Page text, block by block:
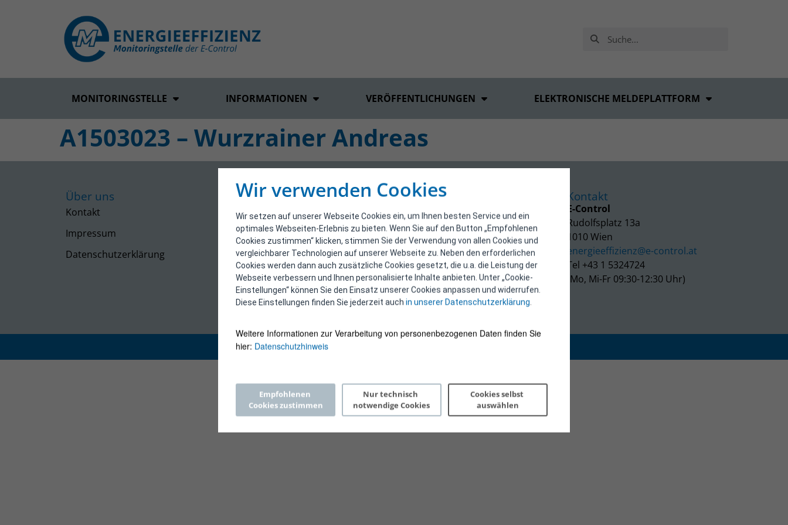
Wir verwenden Cookies
Wir setzen auf unserer Webseite Cookies ein, um Ihnen besten Service und ein
optimales Webseiten-Erlebnis zu bieten. Wenn Sie auf den Button „Empfohlenen
Cookies zustimmen“ klicken, stimmen Sie der Verwendung von allen Cookies und
vergleichbarer Technologien auf unserer Webseite zu. Neben den erforderlichen
Cookies werden dann auch zusätzliche Cookies gesetzt, die u.a. die Leistung der
Webseite verbessern und Ihnen personalisierte Inhalte anbieten. Unter „Cookie-
Einstellungen“ können Sie den Einsatz unserer Cookies anpassen und widerrufen.
Diese Einstellungen finden Sie jederzeit auch in unserer Datenschutzerklärung.
Weitere Informationen zur Verarbeitung von personenbezogenen Daten finden Sie
hier: Datenschutzhinweis
Empfohlenen
Cookies zustimmen
Nur technisch
notwendige Cookies
Cookies selbst
auswählen
MONITORINGSTELLE INFORMATIONEN VERÖFFENTLICHUNGEN ELEKTRONISCHE MELDEPLATTFORM
A1503023 – Wurzrainer Andreas
Über uns
Kontakt
Impressum
Datenschutzerklärung
Kontakt
E-Control
Rudolfsplatz 13a
1010 Wien
energieeffizienz@e-control.at
Tel +43 1 5324724
(Mo, Mi-Fr 09:30-12:30 Uhr)